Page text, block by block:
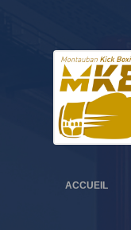
ACCUEIL